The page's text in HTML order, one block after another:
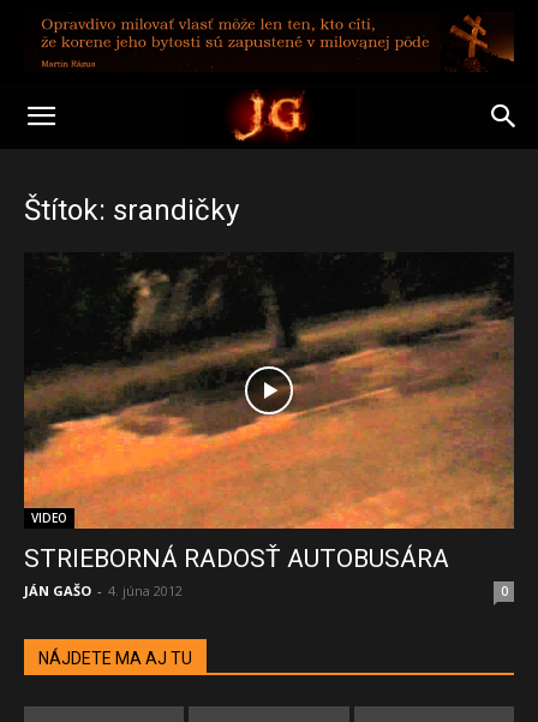
Štítok: srandičky
VIDEO
STRIEBORNÁ RADOSŤ AUTOBUSÁRA
JÁN GAŠO - 4. júna 2012 0
NÁJDETE MA AJ TU